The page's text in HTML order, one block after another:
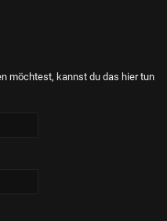
möchtest, kannst du das hier tun